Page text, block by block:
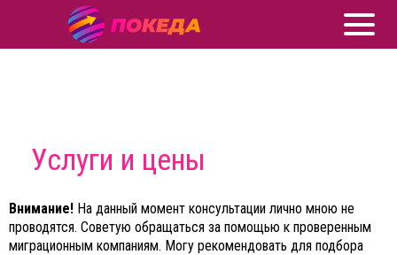
Услуги и цены
Внимание! На данный момент консультации лично мною не
проводятся. Советую обращаться за помощью к проверенным
миграционным компаниям. Могу рекомендовать для подбора